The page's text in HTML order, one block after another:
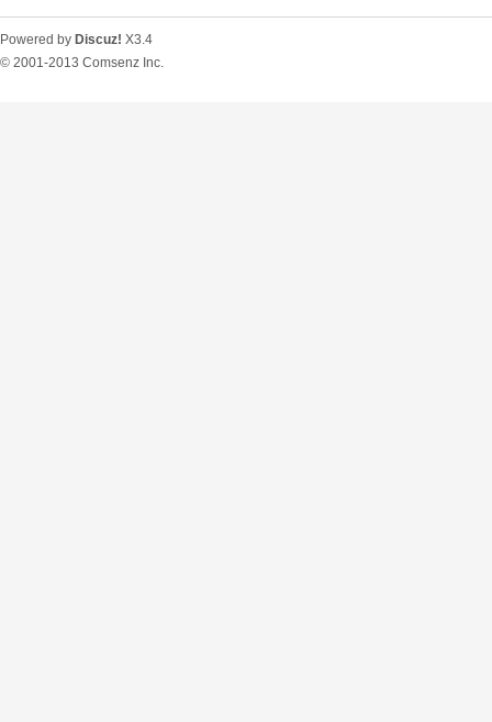
Powered by Discuz! X3.4
© 2001-2013 Comsenz Inc.